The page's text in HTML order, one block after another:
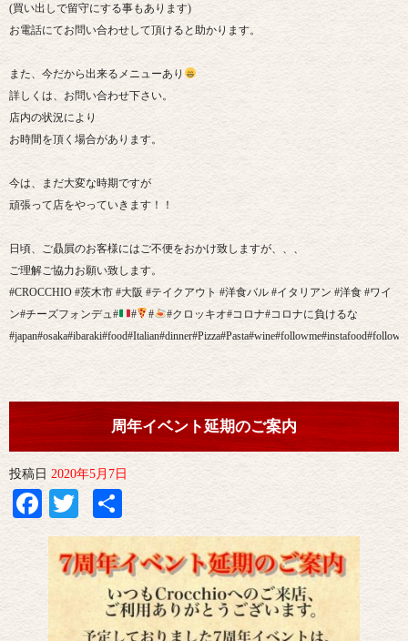
(買い出しで留守にする事もあります)
お電話にてお問い合わせして頂けると助かります。
また、今だから出来るメニューあり
詳しくは、お問い合わせ下さい。
店内の状況により
お時間を頂く場合があります。
今は、まだ大変な時期ですが
頑張って店をやっていきます！！
日頃、ご贔屓のお客様にはご不便をおかけ致しますが、、、
ご理解ご協力お願い致します。
#CROCCHIO #茨木市 #大阪 #テイクアウト #洋食バル #イタリアン #洋食 #ワイ
ン#チーズフォンデュ#
# #
#クロッキオ#コロナ#コロナに負けるな
周年イベント延期のご案内
投稿日 2020年5月7日
Facebook
Twitter
有